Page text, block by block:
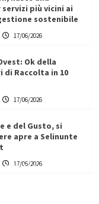
più vicini ai
sostenibile
17/06/2026
Ok della
di Raccolta in 10
17/06/2026
e del Gusto, si
apre a Selinunte
17/06/2026